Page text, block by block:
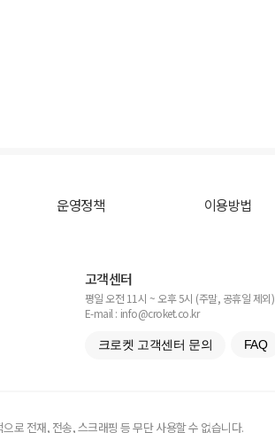
운영정책 이용방법
고객센터
평일 오전 11시 ~ 오후 5시 (주말, 공휴일 제외)
E-mail : info@croket.co.kr
크로켓 고객센터 문의 FAQ
로 전재, 전송, 스크래핑 등 무단 사용할 수 없습니다.